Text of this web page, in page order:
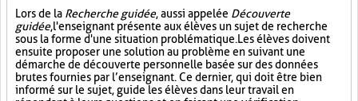
Lors de la Recherche guidée, aussi appelée Découverte
guidée, l'enseignant présente aux élèves un sujet de recherche
sous la forme d'une situation problématique. Les élèves doivent
ensuite proposer une solution au problème en suivant une
démarche de découverte personnelle basée sur des données
brutes fournies par l’enseignant. Ce dernier, qui doit être bien
informé sur le sujet, guide les élèves dans leur travail en